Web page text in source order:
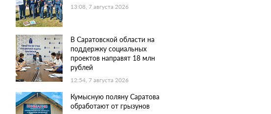
13:08, 7 августа 2026
В Саратовской области на
поддержку социальных
проектов направят 18 млн
рублей
12:54, 7 августа 2026
Кумысную поляну Саратова
обработают от грызунов